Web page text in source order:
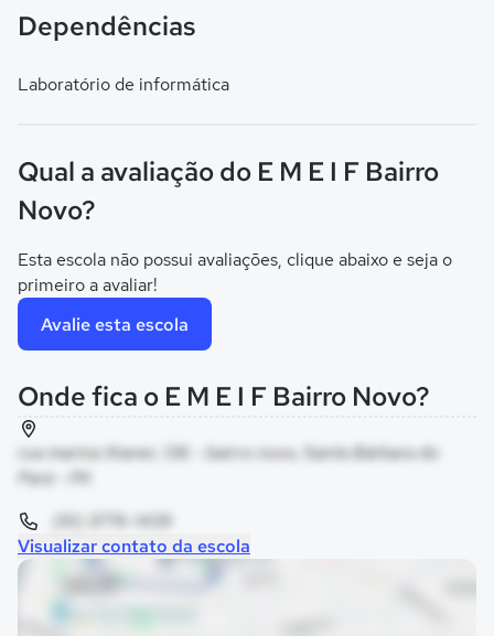
Dependências
Laboratório de informática
Qual a avaliação do E M E I F Bairro
Novo?
Esta escola não possui avaliações, clique abaixo e seja o
primeiro a avaliar!
Avalie esta escola
Onde fica o E M E I F Bairro Novo?
rua marina thaner, 136 - bairro novo, Santa Bárbara do
Pará - PA
(91) 3776-1439
Visualizar contato da escola